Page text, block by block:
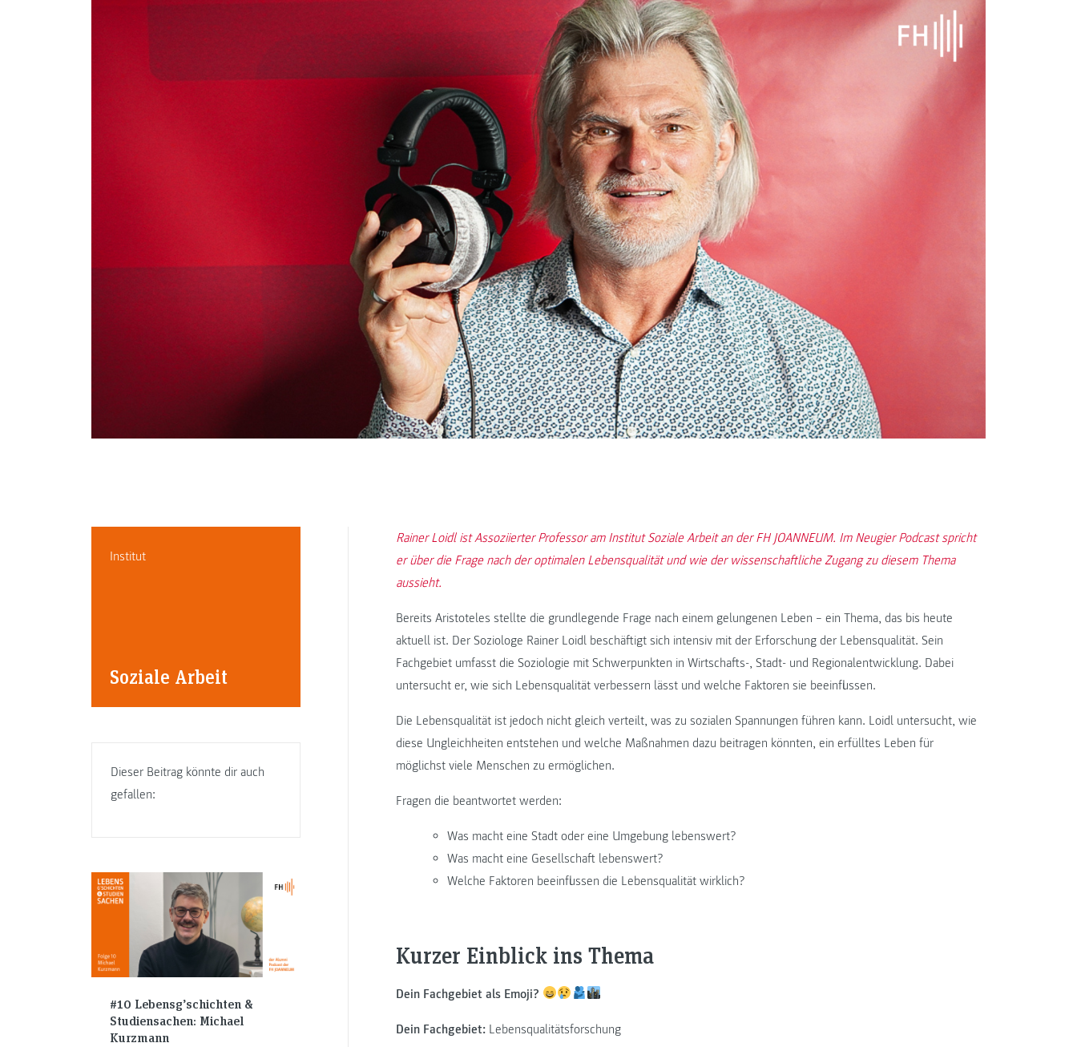
Institut
Soziale Arbeit
Dieser Beitrag könnte dir auch
gefallen:
#10 Lebensg’schichten &
Studiensachen: Michael
Kurzmann
Rainer Loidl ist Assoziierter Professor am Institut Soziale Arbeit an der FH JOANNEUM. Im Neugier Podcast spricht
er über die Frage nach der optimalen Lebensqualität und wie der wissenschaftliche Zugang zu diesem Thema
aussieht.
Bereits Aristoteles stellte die grundlegende Frage nach einem gelungenen Leben – ein Thema, das bis heute
aktuell ist. Der Soziologe Rainer Loidl beschäftigt sich intensiv mit der Erforschung der Lebensqualität. Sein
Fachgebiet umfasst die Soziologie mit Schwerpunkten in Wirtschafts-, Stadt- und Regionalentwicklung. Dabei
untersucht er, wie sich Lebensqualität verbessern lässt und welche Faktoren sie beeinflussen.
Die Lebensqualität ist jedoch nicht gleich verteilt, was zu sozialen Spannungen führen kann. Loidl untersucht, wie
diese Ungleichheiten entstehen und welche Maßnahmen dazu beitragen könnten, ein erfülltes Leben für
möglichst viele Menschen zu ermöglichen.
Fragen die beantwortet werden:
Was macht eine Stadt oder eine Umgebung lebenswert?
Was macht eine Gesellschaft lebenswert?
Welche Faktoren beeinflussen die Lebensqualität wirklich?
Kurzer Einblick ins Thema
Dein Fachgebiet als Emoji?
Dein Fachgebiet: Lebensqualitätsforschung